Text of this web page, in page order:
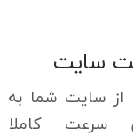
سایت
سایت شما به
سرعت کاملا